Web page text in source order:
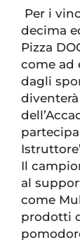
Per i
decima
Pizza
come ad
dagli
Il
al
come
prodotti